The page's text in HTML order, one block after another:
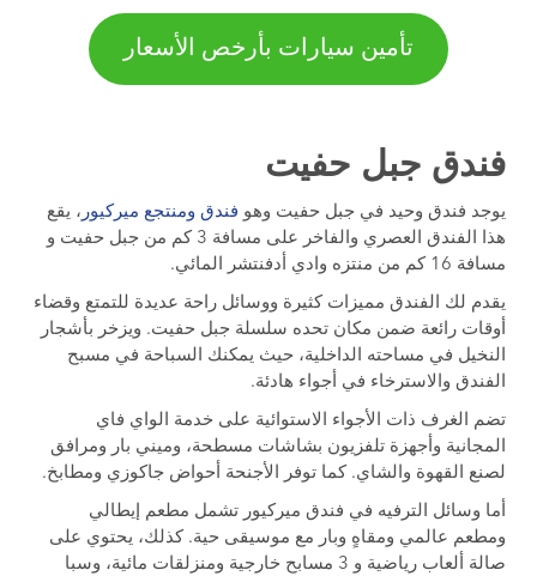
تأمين سيارات بأرخص الأسعار
فندق جبل حفيت
يوجد فندق وحيد في جبل حفيت وهو فندق ومنتجع ميركيور ، يقع
هذا الفندق العصري والفاخر على مسافة 3 كم من جبل حفيت و
مسافة 16 كم من منتزه وادي أدفنتشر المائي.
يقدم لك الفندق مميزات كثيرة ووسائل راحة عديدة للتمتع وقضاء
أوقات رائعة ضمن مكان تحده سلسلة جبل حفيت. ويزخر بأشجار
النخيل في مساحته الداخلية، حيث يمكنك السباحة في مسبح
الفندق والاسترخاء في أجواء هادئة.
تضم الغرف ذات الأجواء الاستوائية على خدمة الواي فاي
المجانية وأجهزة تلفزيون بشاشات مسطحة، وميني بار ومرافق
لصنع القهوة والشاي. كما توفر الأجنحة أحواض جاكوزي ومطابخ.
أما وسائل الترفيه في فندق ميركيور تشمل مطعم إيطالي
ومطعم عالمي ومقاهٍ وبار مع موسيقى حية. كذلك، يحتوي على
صالة ألعاب رياضية و 3 مسابح خارجية ومنزلقات مائية، وسبا